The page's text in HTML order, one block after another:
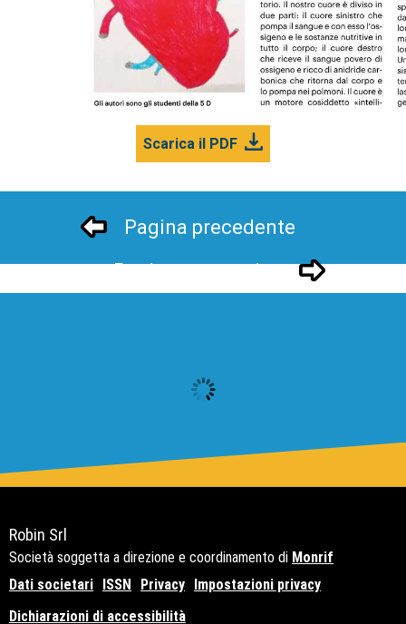
Scarica il PDF
Pagina precedente
Pagina successivo
Robin Srl
Società soggetta a direzione e coordinamento di Monrif
Dati societari ISSN Privacy Impostazioni privacy
Dichiarazioni di accessibilità